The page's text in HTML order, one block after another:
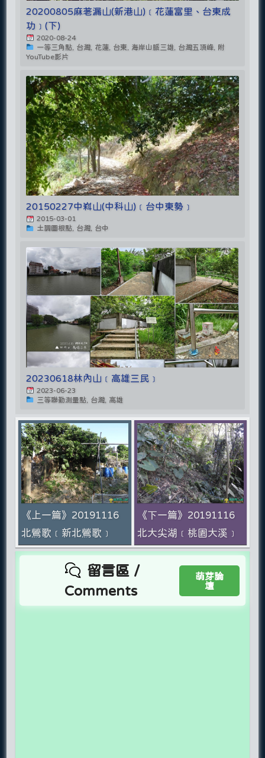
20200805麻荖漏山(新港山)﹝花蓮富里、台東成
功﹞(下)
2020-08-24
一等三角點, 台灣, 花蓮, 台東, 海岸山脈三雄, 台灣五頂峰, 附
YouTube影片
20150227中嵙山(中科山)﹝台中東勢﹞
2015-03-01
土調圖根點, 台灣, 台中
20230618林內山﹝高雄三民﹞
2023-06-23
三等聯勤測量點, 台灣, 高雄
《上一篇》20191116
北鶯歌﹝新北鶯歌﹞
《下一篇》20191116
北大尖湖﹝桃園大溪﹞
留言區 /
Comments
萌芽論
壇